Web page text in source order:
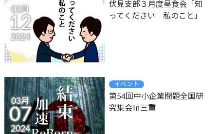
03月
12
2024
伏見支部３月度昼食会「知
ってください 私のこと」
03月
07
2024
イベント
第54回中小企業問題全国研
究集会㏌三重